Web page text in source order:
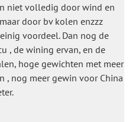
niet volledig door wind en
door bv kolen enzzz
voordeel. Dan nog de
, de wining ervan, en de
hoge gewichten met meer
, nog meer gewin voor China